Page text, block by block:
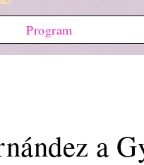
Program
a